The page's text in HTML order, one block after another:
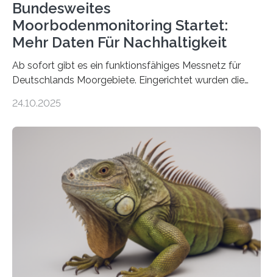
Bundesweites
Moorbodenmonitoring Startet:
Mehr Daten Für Nachhaltigkeit
Ab sofort gibt es ein funktionsfähiges Messnetz für
Deutschlands Moorgebiete. Eingerichtet wurden die
vergangenen fünf Jahren von Wissenschaftlerinnen
heutigen Donnerstag übergeben sie ihren Bericht zur
Aufbauphase an den Auftraggeber, das
Bundesministerium für Landwirtschaft, Ernährung und
Heimat. Braunschweig/Eberswalde (23. Oktober 2025).
Ein Netz aus 155 Messstationen spannt sich neuerdings
über Deutschlands Moorböden. Eingerichtet wurden sie
in den vergangenen fünf Jahren von
Wissenschaftlerinnen und Wissenschaftlern des
Thünen-Instituts für Agrarklimaschutz…
24.10.2025